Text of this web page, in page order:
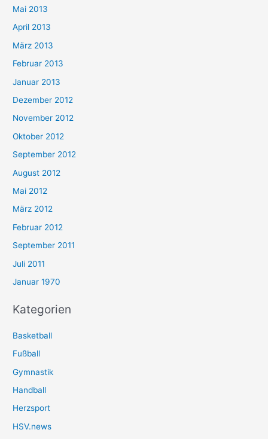
Mai 2013
April 2013
März 2013
Februar 2013
Januar 2013
Dezember 2012
November 2012
Oktober 2012
September 2012
August 2012
Mai 2012
März 2012
Februar 2012
September 2011
Juli 2011
Januar 1970
Kategorien
Basketball
Fußball
Gymnastik
Handball
Herzsport
HSV.news